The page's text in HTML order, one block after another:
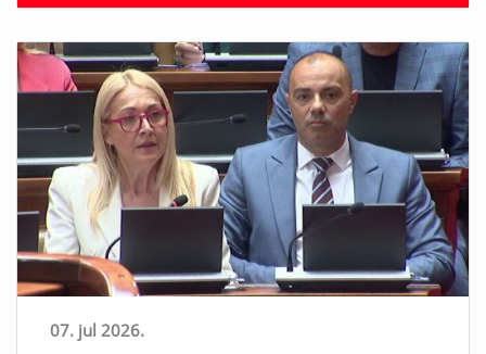
07. jul 2026.